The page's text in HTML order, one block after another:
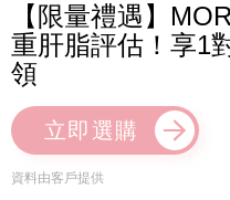
【限量禮遇】
重肝脂評估！享1
領
立即選購
資料由客戶提供